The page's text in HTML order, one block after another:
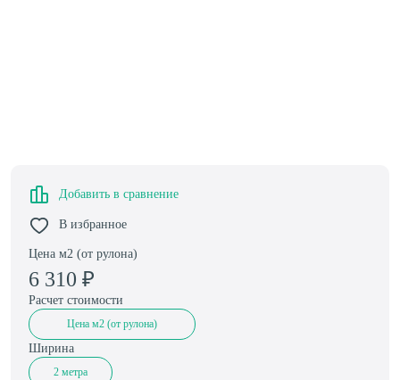
Цена м2 (от рулона)
6 310 ₽
Добавить в сравнение
В избранное
Расчет стоимости
Цена м2 (от рулона)
Ширина
2 метра